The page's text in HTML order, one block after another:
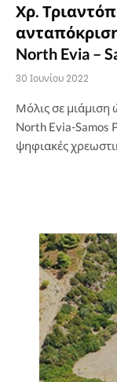
Χρ.
North Evia –
30 Ιουνίου 2022
Μόλις σε
North Evia-Samos
ψηφιακές